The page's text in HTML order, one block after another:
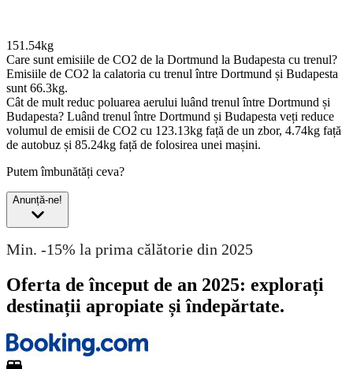
151.54kg
Care sunt emisiile de CO2 de la Dortmund la Budapesta cu trenul?
Emisiile de CO2 la calatoria cu trenul între Dortmund și Budapesta
sunt 66.3kg.
Cât de mult reduc poluarea aerului luând trenul între Dortmund și
Budapesta? Luând trenul între Dortmund și Budapesta veți reduce
volumul de emisii de CO2 cu 123.13kg față de un zbor, 4.74kg față
de autobuz și 85.24kg față de folosirea unei mașini.
Putem îmbunătăți ceva?
Anunță-ne!
Min. -15% la prima călătorie din 2025
Oferta de început de an 2025: explorați
destinații apropiate și îndepărtate.